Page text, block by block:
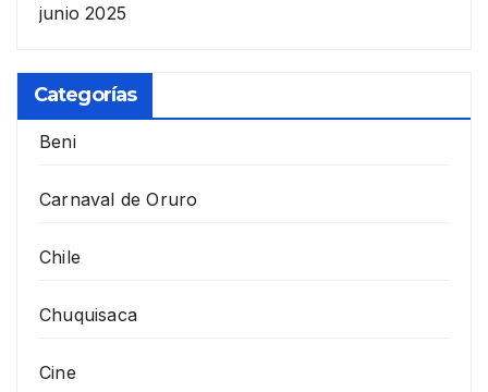
junio 2025
Categorías
Beni
Carnaval de Oruro
Chile
Chuquisaca
Cine